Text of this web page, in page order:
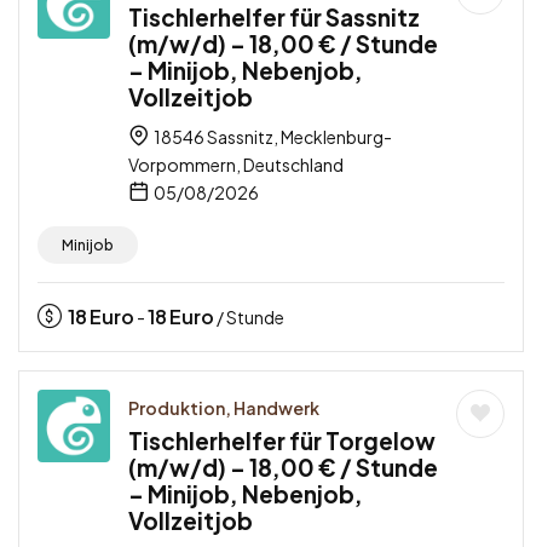
Tischlerhelfer für Sassnitz
(m/w/d) – 18,00 € / Stunde
– Minijob, Nebenjob,
Vollzeitjob
18546 Sassnitz, Mecklenburg-
Vorpommern, Deutschland
05/08/2026
Minijob
18Euro -18Euro / Stunde
Produktion, Handwerk
Tischlerhelfer für Torgelow
(m/w/d) – 18,00 € / Stunde
– Minijob, Nebenjob,
Vollzeitjob